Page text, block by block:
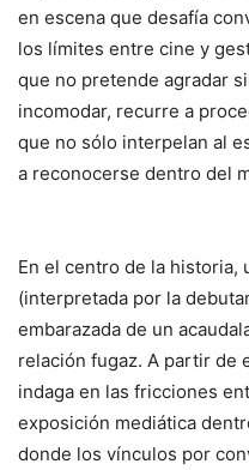
en escena que desafía
los límites entre cine y
que no pretende agradar
incomodar, recurre a
que no sólo interpelan al
a reconocerse dentro del
En el centro de la historia,
(interpretada por la
embarazada de un
relación fugaz. A partir de
indaga en las fricciones
exposición mediática
donde los vínculos por